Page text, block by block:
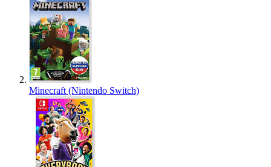
Minecraft (Nintendo Switch)